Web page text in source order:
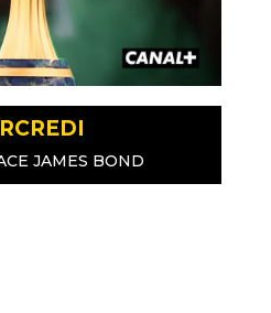
JAMES BOND